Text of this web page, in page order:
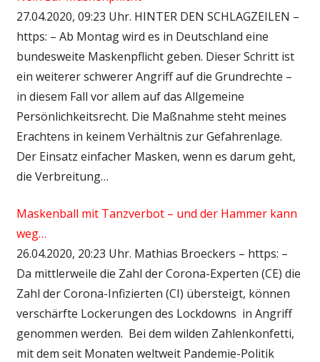
27.04.2020, 09:23 Uhr. HINTER DEN SCHLAGZEILEN –
https: – Ab Montag wird es in Deutschland eine
bundesweite Maskenpflicht geben. Dieser Schritt ist
ein weiterer schwerer Angriff auf die Grundrechte –
in diesem Fall vor allem auf das Allgemeine
Persönlichkeitsrecht. Die Maßnahme steht meines
Erachtens in keinem Verhältnis zur Gefahrenlage.
Der Einsatz einfacher Masken, wenn es darum geht,
die Verbreitung…
Maskenball mit Tanzverbot – und der Hammer kann
weg…
26.04.2020, 20:23 Uhr. Mathias Broeckers – https: –
Da mittlerweile die Zahl der Corona-Experten (CE) die
Zahl der Corona-Infizierten (CI) übersteigt, können
verschärfte Lockerungen des Lockdowns in Angriff
genommen werden. Bei dem wilden Zahlenkonfetti,
mit dem seit Monaten weltweit Pandemie-Politik